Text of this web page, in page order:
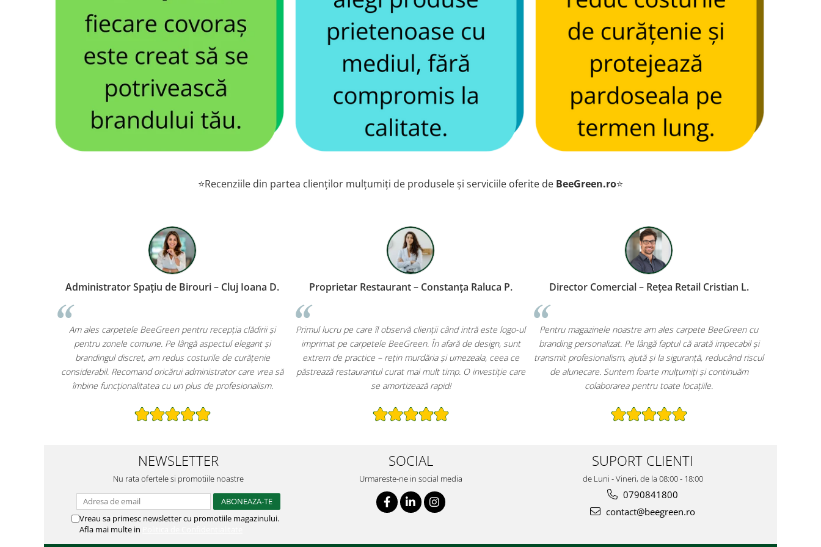
⭐Recenziile din partea clienților mulțumiți de produsele și serviciile oferite de BeeGreen.ro⭐
Manager Hotel – București, Andrei M.
Carpetele personalizate de la BeeGreen au schimbat
prima impresie pe care o oferim clienților. Logo-ul
hotelului este vizibil chiar de la intrare, iar întreținerea e
mai simplă. În plus, faptul că sunt produse sustenabile
este un mare plus pentru imaginea noastră.
Administrator Spațiu de Birouri – Cluj Ioana D.
Am ales carpetele BeeGreen pentru recepția clădirii și
pentru zonele comune. Pe lângă aspectul elegant și
brandingul discret, am redus costurile de curățenie
considerabil. Recomand oricărui administrator care vrea să
îmbine funcționalitatea cu un plus de profesionalism.
Proprietar Restaurant – Constanța Raluca P.
Primul lucru pe care îl observă clienții când intră este logo-ul
imprimat pe carpetele BeeGreen. În afară de design, sunt
extrem de practice – rețin murdăria și umezeala, ceea ce
păstrează restaurantul curat mai mult timp. O investiție care
se amortizează rapid!
Director Comercial –
Pentru magazinele noastre
branding personalizat. Pe
transmit profesionalism,
de alunecare. Suntem
NEWSLETTER
Nu rata ofertele si promotiile noastre
Vreau sa primesc newsletter cu promotiile magazinului.
Afla mai multe in
SOCIAL
Urmareste-ne in social media
SUPORT CLIENTI
de Luni - Vineri, de la 08:00 - 18:00
0790841800
contact@beegreen.ro